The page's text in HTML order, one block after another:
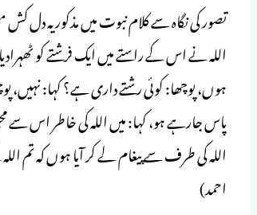
تصور کی نگاہ سے کلام نبوت میں مذکور یہ دل
اللہ نے اس کے راستے میں ایک فرشتے کو
ہوں، پوچھا: کوئی رشتے داری ہے؟ کہا:
پاس جارہے ہو، کہا: میں اللہ کی خاطر اس
اللہ کی طرف سے پیغام لے کر آیا ہوں کہ
احمد)